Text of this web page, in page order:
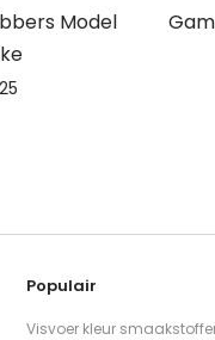
Model
Populair
Visvoer kleur